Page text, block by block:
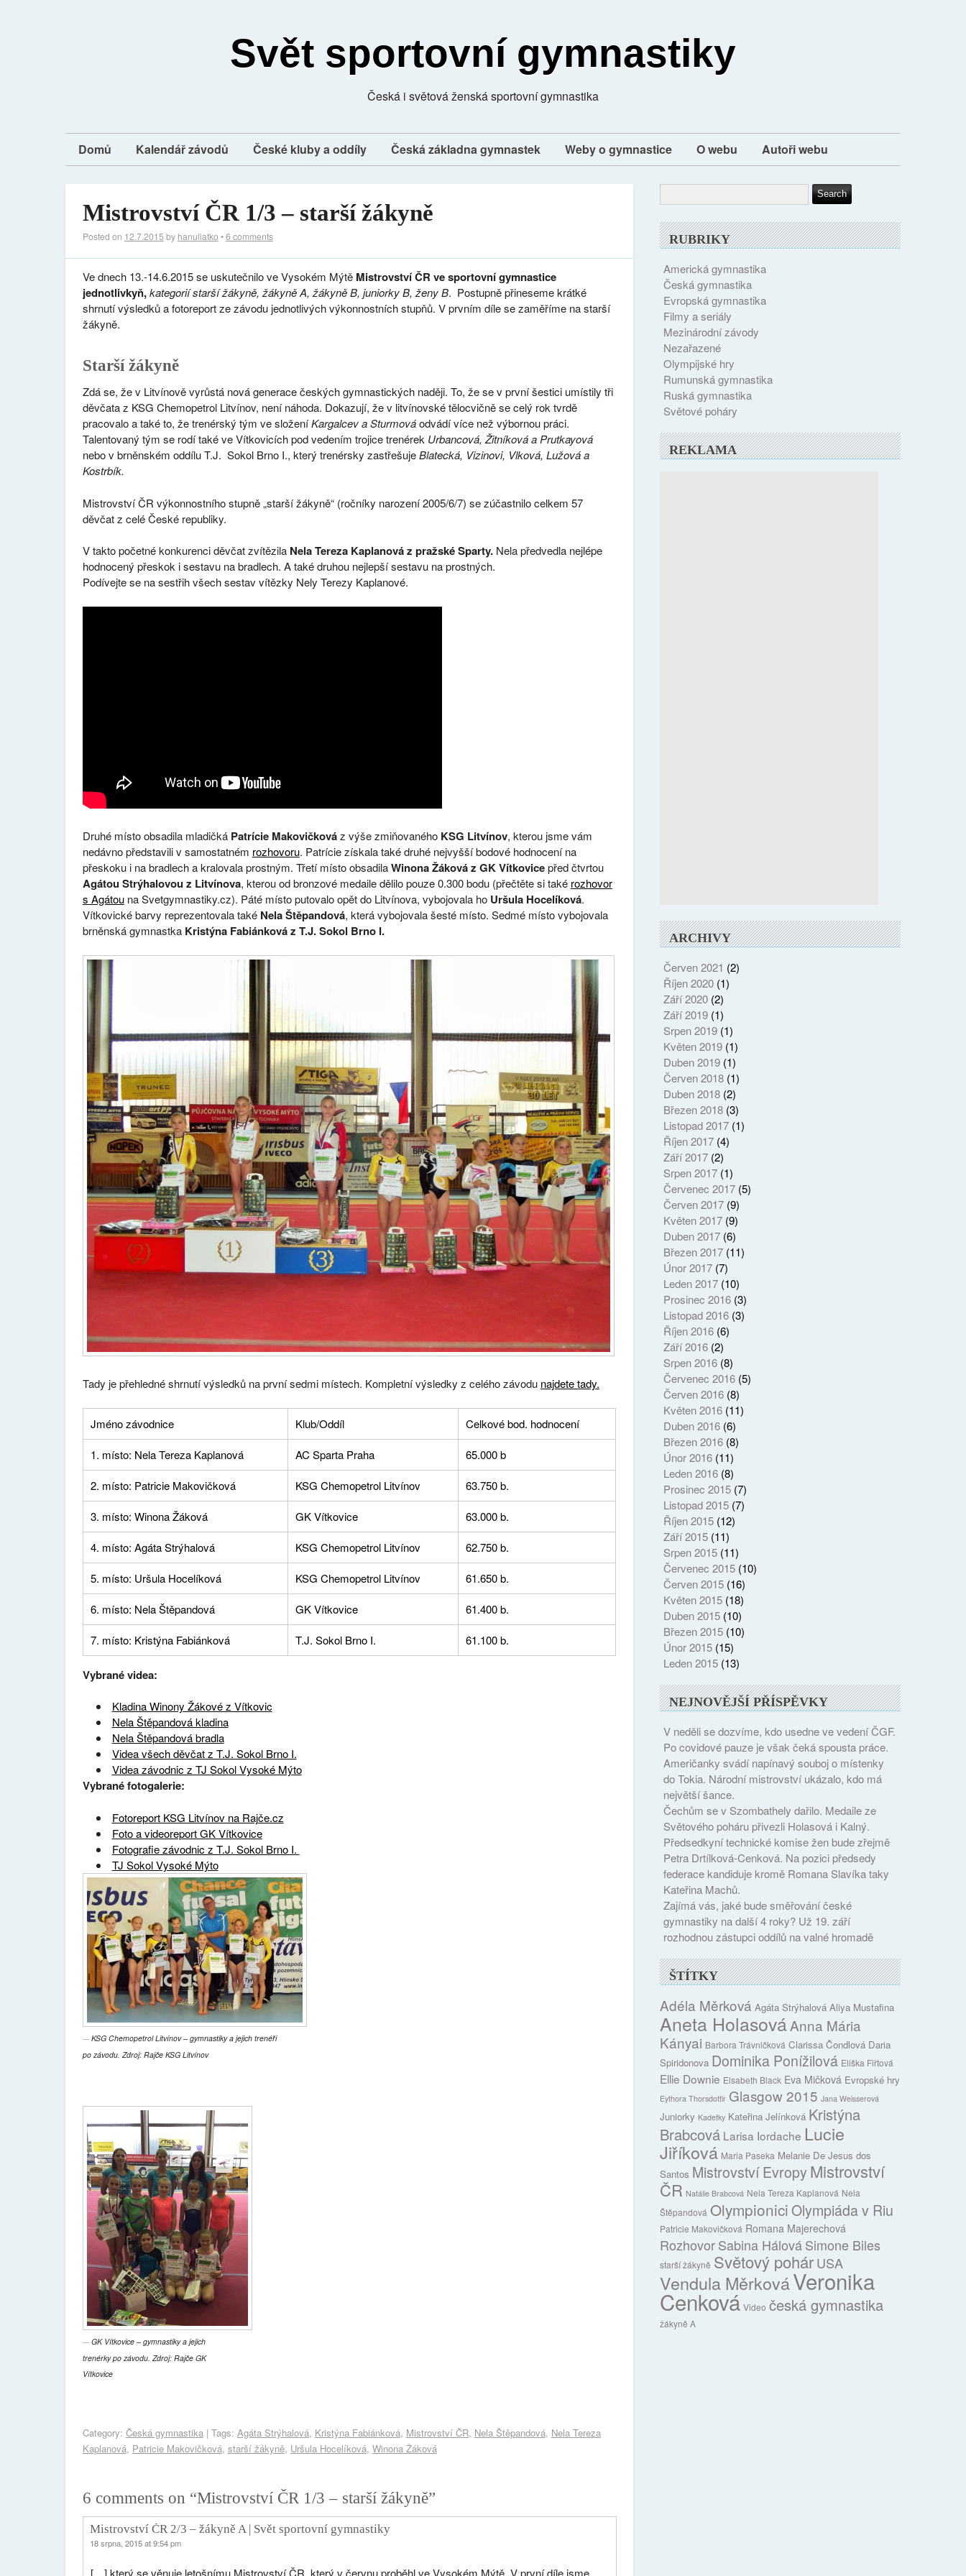
Svět sportovní gymnastiky
Česká i světová ženská sportovní gymnastika
Domů Kalendář závodů České kluby a oddíly Česká základna gymnastek Weby o gymnastice O webu Autoři webu
Mistrovství ČR 1/3 – starší žákyně
Posted on 12.7.2015 by hanuliatko •6 comments
Ve dnech 13.-14.6.2015 se uskutečnilo ve Vysokém Mýtě Mistrovství ČR ve sportovní gymnastice
jednotlivkyň,kategorií starší žákyně, žákyně A, žákyně B, juniorky B, ženy B. Postupně přineseme krátké
shrnutí výsledků a fotoreport ze závodu jednotlivých výkonnostních stupňů. V prvním díle se zaměříme na starší
žákyně.
Starší žákyně
Zdá se, že v Litvínově vyrůstá nová generace českých gymnastických naději. To, že se v první šestici umístily tři
děvčata z KSG Chemopetrol Litvínov, není náhoda. Dokazují, že v litvínovské tělocvičně se celý rok tvrdě
pracovalo a také to, že trenérský tým ve složeníKargalcev a Sturmováodvádí více než výbornou práci.
Talentovaný tým se rodí také ve Vítkovicích pod vedením trojice trenérek Urbancová, Žitníková a Prutkayová
nebo v brněnském oddílu T.J. Sokol Brno I., který trenérsky zastřešujeBlatecká, Vizinovi, Vlková, Lužová a
Kostrbík.
Mistrovství ČR výkonnostního stupně „starší žákyně“ (ročníky narození 2005/6/7) se zúčastnilo celkem 57
děvčat z celé České republiky.
V takto početné konkurenci děvčat zvítězila Nela Tereza Kaplanová z pražské Sparty. Nela předvedla nejlépe
hodnocený přeskok i sestavu na bradlech. A také druhou nejlepší sestavu na prostných.
Podívejte se na sestřih všech sestav vítězky Nely Terezy Kaplanové.
Druhé místo obsadila mladičká Patrície Makovičkováz výše zmiňovanéhoKSG Litvínov, kterou jsme vám
nedávno představili v samostatném rozhovoru. Patrície získala také druhé nejvyšší bodové hodnocení na
přeskoku i na bradlech a kralovala prostným. Třetí místo obsadilaWinona Žáková z GK Vítkovicepřed čtvrtou
Agátou Strýhalovou z Litvínova, kterou od bronzové medaile dělilo pouze 0.300 bodu (přečtěte si také rozhovor
s Agátouna Svetgymnastiky.cz). Páté místo putovalo opět do Litvínova, vybojovala ho Uršula Hocelíková.
Vítkovické barvy reprezentovala také Nela Štěpandová, která vybojovala šesté místo. Sedmé místo vybojovala
brněnská gymnastka Kristýna Fabiánková z T.J. Sokol Brno I.
Tady je přehledné shrnutí výsledků na první sedmi místech. Kompletní výsledky z celého závodu najdete tady.
Jméno závodnice Klub/Oddíl Celkové bod. hodnocení
1. místo: Nela Tereza Kaplanová AC Sparta Praha 65.000 b
2. místo: Patricie Makovičková KSG Chemopetrol Litvínov 63.750 b.
3. místo: Winona Žáková GK Vítkovice 63.000 b.
4. místo: Agáta Strýhalová KSG Chemopetrol Litvínov 62.750 b.
5. místo: Uršula Hocelíková KSG Chemopetrol Litvínov 61.650 b.
6. místo: Nela Štěpandová GK Vítkovice 61.400 b.
7. místo: Kristýna Fabiánková T.J. Sokol Brno I. 61.100 b.
Vybrané videa:
Kladina Winony Žákové z Vítkovic
Nela Štěpandová kladina
Nela Štěpandová bradla
Videa všech děvčat z T.J. Sokol Brno I.
Videa závodnic z TJ Sokol Vysoké Mýto
Vybrané fotogalerie:
Fotoreport KSG Litvínov na Rajče.cz
Foto a videoreport GK Vítkovice
Fotografie závodnic z T.J. Sokol Brno I.
TJ Sokol Vysoké Mýto
KSG Chemopetrol Litvínov – gymnastiky a jejich trenéři
po závodu. Zdroj: Rajče KSG Litvínov
GK Vítkovice – gymnastiky a jejich
trenérky po závodu. Zdroj: Rajče GK
Vítkovice
Category: Česká gymnastika| Tags: Agáta Strýhalová, Kristýna Fabiánková, Mistrovství ČR, Nela Štěpandová, Nela Tereza
Kaplanová, Patricie Makovičková, starší žákyně, Uršula Hocelíková, Winona Žáková
6 comments on “Mistrovství ČR 1/3 – starší žákyně”
Mistrovství ČR 2/3 – žákyně A | Svět sportovní gymnastiky
18 srpna, 2015 at 9:54 pm
[…] který se věnuje letošnímu Mistrovství ČR, který v červnu proběhl ve Vysokém Mýtě. V první díle jsme
RUBRIKY
Americká gymnastika
Česká gymnastika
Evropská gymnastika
Filmy a seriály
Mezinárodní závody
Nezařazené
Olympijské hry
Rumunská gymnastika
Ruská gymnastika
Světové poháry
REKLAMA
ARCHIVY
Červen 2021 (2)
Říjen 2020(1)
Září 2020(2)
Září 2019(1)
Srpen 2019(1)
Květen 2019(1)
Duben 2019(1)
Červen 2018(1)
Duben 2018(2)
Březen 2018(3)
Listopad 2017(1)
Říjen 2017(4)
Září 2017(2)
Srpen 2017(1)
Červenec 2017(5)
Červen 2017(9)
Květen 2017(9)
Duben 2017(6)
Březen 2017(11)
Únor 2017(7)
Leden 2017(10)
Prosinec 2016(3)
Listopad 2016(3)
Říjen 2016(6)
Září 2016(2)
Srpen 2016(8)
Červenec 2016(5)
Červen 2016(8)
Květen 2016(11)
Duben 2016(6)
Březen 2016(8)
Únor 2016(11)
Leden 2016(8)
Prosinec 2015(7)
Listopad 2015(7)
Říjen 2015(12)
Září 2015(11)
Srpen 2015(11)
Červenec 2015(10)
Červen 2015(16)
Květen 2015(18)
Duben 2015(10)
Březen 2015(10)
Únor 2015(15)
Leden 2015(13)
NEJNOVĚJŠÍ PŘÍSPĚVKY
V neděli se dozvíme, kdo usedne ve vedení ČGF.
Po covidové pauze je však čeká spousta práce.
Američanky svádí napínavý souboj o místenky
do Tokia. Národní mistrovství ukázalo, kdo má
největší šance.
Čechům se v Szombathely dařilo. Medaile ze
Světového poháru přivezli Holasová i Kalný.
Předsedkyní technické komise žen bude zřejmě
Petra Drtílková-Cenková. Na pozici předsedy
federace kandiduje kromě Romana Slavíka taky
Kateřina Machů.
Zajímá vás, jaké bude směřování české
gymnastiky na další 4 roky? Už 19. září
rozhodnou zástupci oddílů na valné hromadě
ŠTÍTKY
Adéla Měrková Agáta Strýhalová Aliya Mustafina
Aneta HolasováAnna Mária
Kányai Barbora Trávničková Clarissa Čondlová Daria
Spiridonova Dominika Ponížilová Eliška Fiřtová
Ellie Downie Elsabeth Black Eva Mičková Evropské hry
Eythora Thorsdottir Glasgow 2015 Jana Weisserová
Juniorky Kadetky Kateřina Jelínková Kristýna
Brabcová Larisa Iordache Lucie
Jiříková Maria Paseka Melanie De Jesus dos
Santos Mistrovství Evropy Mistrovství
ČR Natálie Brabcová Nela Tereza Kaplanová Nela
Štěpandová OlympioniciOlympiáda v Riu
Patricie Makovičková Romana Majerechová
RozhovorSabina HálováSimone Biles
starší žákyně Světový pohárUSA
Vendula MěrkováVeronika
Cenková Video česká gymnastika
žákyně A